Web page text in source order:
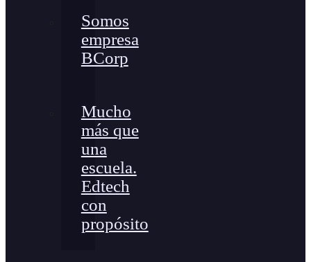
Somos
empresa
BCorp
Mucho
más que
una
escuela.
Edtech
con
propósito